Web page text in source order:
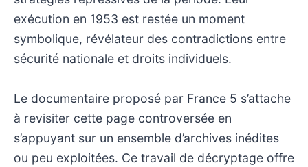
exécution en 1953 est restée un moment
symbolique, révélateur des contradictions entre
sécurité nationale et droits individuels.
Le documentaire proposé par France 5 s’attache
à revisiter cette page controversée en
s’appuyant sur un ensemble d’archives inédites
ou peu exploitées. Ce travail de décryptage offre